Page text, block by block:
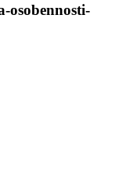
osobennosti-